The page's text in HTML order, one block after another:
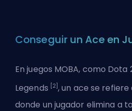
Conseguir un Ace en
En juegos MOBA, como Dota
Legends
[2] , un ace se refiere
donde un jugador elimina a